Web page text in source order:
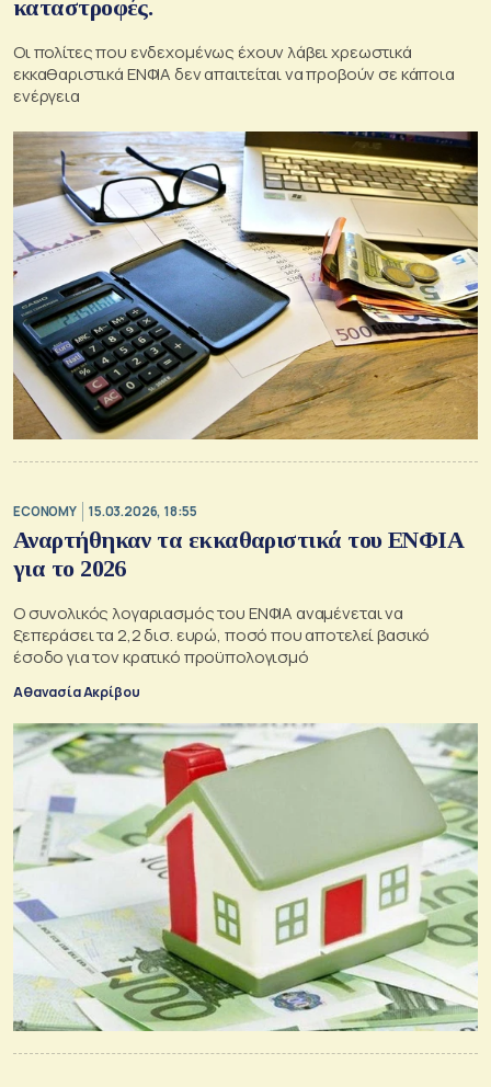
καταστροφές.
Οι πολίτες που ενδεχομένως έχουν λάβει χρεωστικά
εκκαθαριστικά ΕΝΦΙΑ δεν απαιτείται να προβούν σε κάποια
ενέργεια
ECONOMY 15.03.2026, 18:55
Αναρτήθηκαν τα εκκαθαριστικά του ΕΝΦΙΑ
για το 2026
Ο συνολικός λογαριασμός του ΕΝΦΙΑ αναμένεται να
ξεπεράσει τα 2,2 δισ. ευρώ, ποσό που αποτελεί βασικό
έσοδο για τον κρατικό προϋπολογισμό
Αθανασία Ακρίβου